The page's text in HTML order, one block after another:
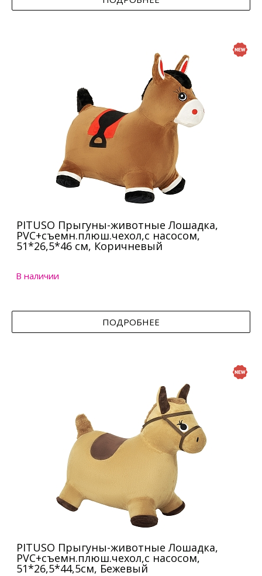
PITUSO Прыгуны-животные Лошадка,
PVC+съемн.плюш.чехол,с насосом,
51*26,5*46 см, Коричневый
В наличии
ПОДРОБНЕЕ
PITUSO Прыгуны-животные Лошадка,
PVC+съемн.плюш.чехол,с насосом,
51*26,5*44,5см, Бежевый